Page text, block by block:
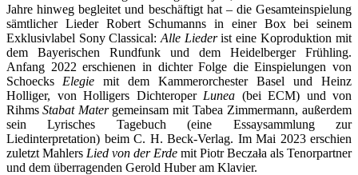
Jahre hinweg begleitet und beschäftigt hat – die Gesamteinspielung
sämtlicher Lieder Robert Schumanns in einer Box bei seinem
Exklusivlabel Sony Classical: Alle Liederist eine Koproduktion mit
dem Bayerischen Rundfunk und dem Heidelberger Frühling.
Anfang 2022 erschienen in dichter Folge die Einspielungen von
Schoecks Elegie mit dem Kammerorchester Basel und Heinz
Holliger, von Holligers Dichteroper Lunea (bei ECM) und von
Rihms Stabat Mater gemeinsam mit Tabea Zimmermann, außerdem
sein Lyrisches Tagebuch (eine Essaysammlung zur
Liedinterpretation) beim C. H. Beck-Verlag. Im Mai 2023 erschien
zuletzt Mahlers Lied von der Erde mit Piotr Beczała als Tenorpartner
und dem überragenden Gerold Huber am Klavier.